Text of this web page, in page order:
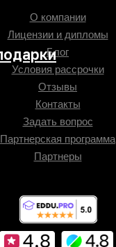
О компании
Лицензии и дипломы
Блог
Условия рассрочки
Отзывы
Контакты
Задать вопрос
Партнерская программа
Партнеры